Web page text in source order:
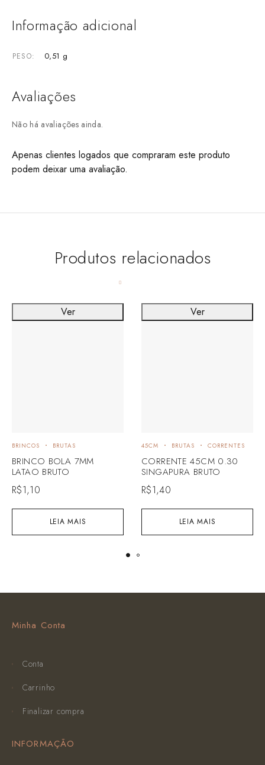
Informação adicional
PESO 0,51 g
Avaliações
Não há avaliações ainda.
Apenas clientes logados que compraram este produto
podem deixar uma avaliação.
Produtos relacionados
LEIA MAIS
BRINCOS BRUTAS
BRINCO BOLA 7MM
LATAO BRUTO
R$1,10
Ver
LEIA MAIS
45CM BRUTAS CORRENTES
CORRENTE 45CM 0.30
SINGAPURA BRUTO
R$1,40
Ver
Minha Conta
Conta
Carrinho
Finalizar compra
INFORMAÇÃO